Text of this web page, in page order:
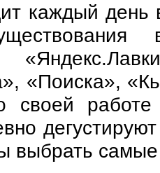
каждый день
«Поиска»,
своей
выбрать